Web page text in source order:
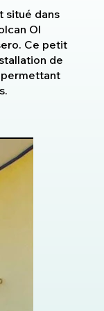
situé dans
Ol
Ce petit
de